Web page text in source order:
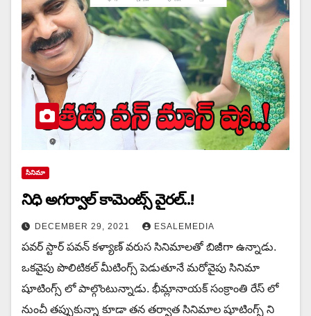
సినిమా
నిధి అగర్వాల్ కామెంట్స్ వైరల్..!
DECEMBER 29, 2021 ESALEMEDIA
పవర్ స్టార్ పవన్ కళ్యాణ్ వరుస సినిమాలతో బిజీగా ఉన్నాడు.
ఒకవైపు పొలిటికల్ మీటింగ్స్ పెడుతూనే మరోవైపు సినిమా
షూటింగ్స్ లో పాల్గొంటున్నాడు. భీమ్లానాయక్ సంక్రాంతి రేస్ లో
నుంచీ తప్పుకున్నా కూడా తన తర్వాత సినిమాల షూటింగ్స్ ని